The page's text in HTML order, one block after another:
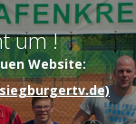
um !
Website: